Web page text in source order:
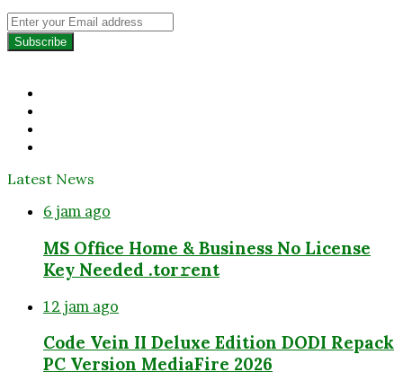
Enter
your
Email
Latest News
6 jam ago
MS Office Home & Business No License
Key Needed .tоr𝚛еnt
12 jam ago
Code Vein II Deluxe Edition DODI Repack
PC Version MediaFire 2026